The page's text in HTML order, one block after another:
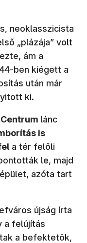
neoklasszicista
„plázája” volt
ám a
ben kiégett a
után már
ki.
Centrum lánc
is
a tér felőli
le, majd
azóta tart
nyílik meg)
újság írta
a felújítás
a befektetők,